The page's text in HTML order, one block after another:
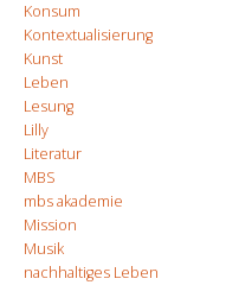
Konsum
Kontextualisierung
Kunst
Leben
Lesung
Lilly
Literatur
MBS
mbs akademie
Mission
Musik
nachhaltiges Leben